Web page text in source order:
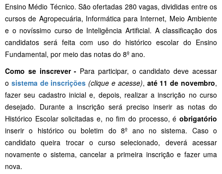
Ensino Médio Técnico. São ofertadas 280 vagas, divididas entre os
cursos de Agropecuária, Informática para Internet, Meio Ambiente
e o novíssimo curso de Inteligência Artificial. A classificação dos
candidatos será feita com uso do histórico escolar do Ensino
Fundamental, por meio das notas do 8º ano.
Como se inscrever- Para participar, o candidato deve acessar
o sistema de inscrições (clique e acesse), até 11 de novembro,
fazer seu cadastro inicial e, depois, realizar a inscrição no curso
desejado. Durante a inscrição será preciso inserir as notas do
Histórico Escolar solicitadas e, no fim do processo, é obrigatório
inserir o histórico ou boletim do 8º ano no sistema. Caso o
candidato queira trocar o curso selecionado, deverá acessar
novamente o sistema, cancelar a primeira inscrição e fazer uma
nova.